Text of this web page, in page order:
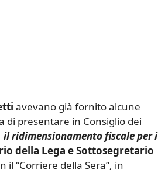
avevano già fornito alcune
di presentare in Consiglio dei
il ridimensionamento fiscale per i
della Lega e Sottosegretario
il “Corriere della Sera”, in